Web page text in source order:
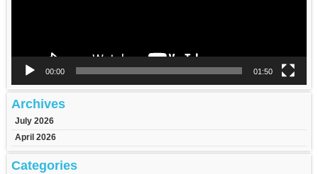
00:00 01:50
Archives
July 2026
April 2026
Categories